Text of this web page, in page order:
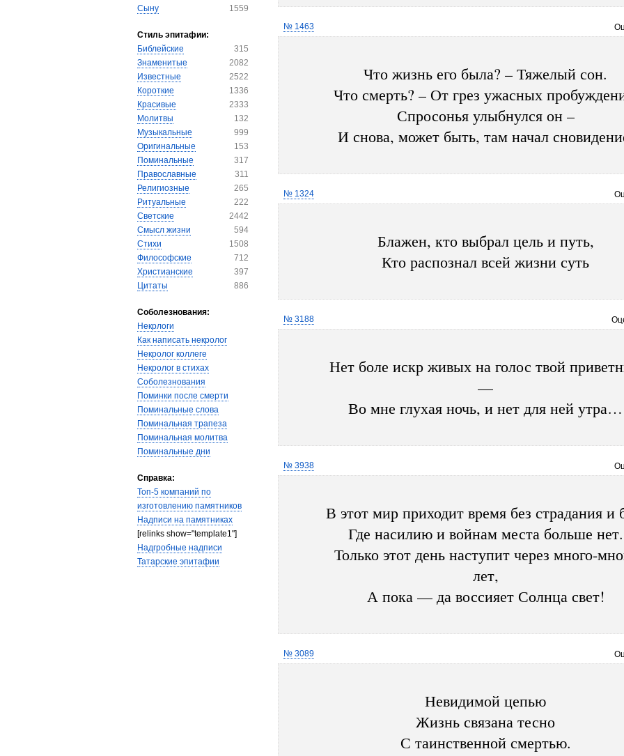
Сыну
1559
Стиль эпитафии:
Библейские
315
Знаменитые
2082
Известные
2522
Короткие
1336
Красивые
2333
Молитвы
132
Музыкальные
999
Оригинальные
153
Поминальные
317
Православные
311
Религиозные
265
Ритуальные
222
Светские
2442
Смысл жизни
594
Стихи
1508
Философские
712
Христианские
397
Цитаты
886
Соболезнования:
Некрлоги
Как написать некролог
Некролог коллеге
Некролог в стихах
Соболезнования
Поминки после смерти
Поминальные слова
Поминальная трапеза
Поминальная молитва
Поминальные дни
Справка:
Топ-5 компаний по
изготовлению памятников
Надписи на памятниках
[relinks show="template1"]
Надгробные надписи
Татарские эпитафии
№ 1463
Что жизнь его была? – Тяжелый сон.
Что смерть? – От грез ужасных
Спросонья улыбнулся он –
И снова, может быть, там начал
№ 1324
Блажен, кто выбрал цель и путь,
Кто распознал всей жизни суть
№ 3188
Нет боле искр живых на голос твой
—
Во мне глухая ночь, и нет для ней утра…
№ 3938
В этот мир приходит время без страдания и
Где насилию и войнам места больше нет.
Только этот день наступит через много-
лет,
А пока — да воссияет Солнца свет!
№ 3089
Невидимой цепью
Жизнь связана тесно
С таинственной смертью.